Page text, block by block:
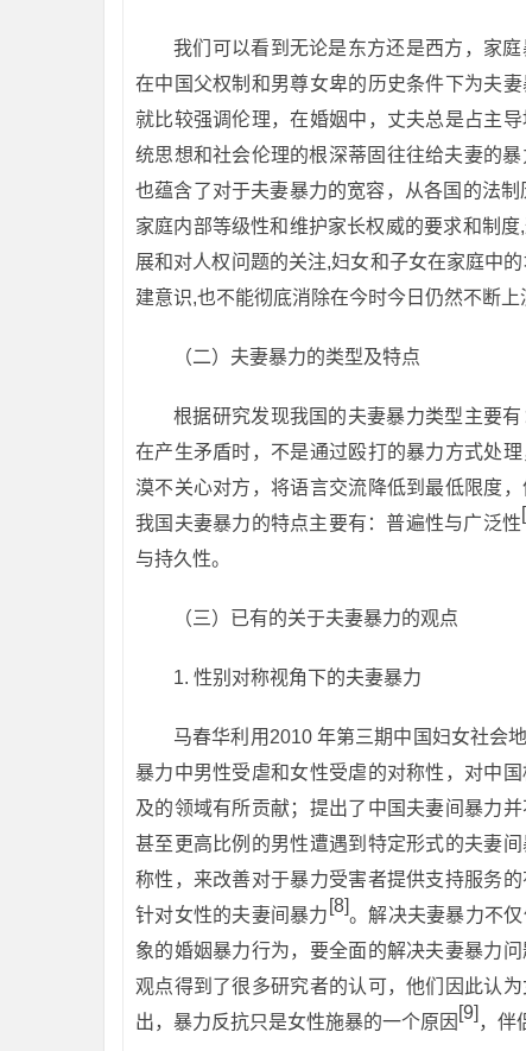
我们可以看到无论是东方还是西方，家
在中国父权制和男尊女卑的历史条件下为夫
就比较强调伦理，在婚姻中，丈夫总是占主
统思想和社会伦理的根深蒂固往往给夫妻的
也蕴含了对于夫妻暴力的宽容，从各国的法
家庭内部等级性和维护家长权威的要求和制
展和对人权问题的关注,妇女和子女在家庭中
建意识,也不能彻底消除在今时今日仍然不断
（二）夫妻暴力的类型及特点
根据研究发现我国的夫妻暴力类型主要
在产生矛盾时，不是通过殴打的暴力方式处
漠不关心对方，将语言交流降低到最低限度
我国夫妻暴力的特点主要有：普遍性与广泛性
与持久性。
（三）已有的关于夫妻暴力的观点
1. 性别对称视角下的夫妻暴力
马春华利用2010 年第三期中国妇女社会
暴力中男性受虐和女性受虐的对称性，对中
及的领域有所贡献；提出了中国夫妻间暴力
甚至更高比例的男性遭遇到特定形式的夫妻
称性，来改善对于暴力受害者提供支持服务
针对女性的夫妻间暴力 [8]。解决夫妻暴力不
象的婚姻暴力行为，要全面的解决夫妻暴力
观点得到了很多研究者的认可，他们因此认
出，暴力反抗只是女性施暴的一个原因 [9] ，伴